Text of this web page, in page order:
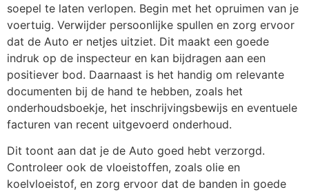
soepel te laten verlopen. Begin met het opruimen van je
voertuig. Verwijder persoonlijke spullen en zorg ervoor
dat de Auto er netjes uitziet. Dit maakt een goede
indruk op de inspecteur en kan bijdragen aan een
positiever bod. Daarnaast is het handig om relevante
documenten bij de hand te hebben, zoals het
onderhoudsboekje, het inschrijvingsbewijs en eventuele
facturen van recent uitgevoerd onderhoud.
Dit toont aan dat je de Auto goed hebt verzorgd.
Controleer ook de vloeistoffen, zoals olie en
koelvloeistof, en zorg ervoor dat de banden in goede